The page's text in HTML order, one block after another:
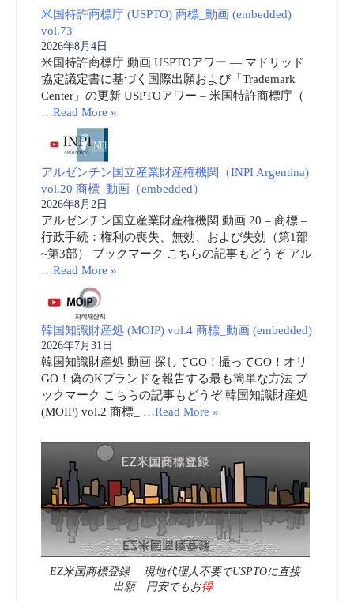
米国特許商標庁 (USPTO) 商標_動画 (embedded)
vol.73
2026年8月4日
米国特許商標庁 動画 USPTOアワー ― マドリッド
協定議定書に基づく国際出願および「Trademark
Center」の更新 USPTOアワー – 米国特許商標庁（
…Read More »
アルゼンチン国立産業財産権機関（INPI Argentina)
vol.20 商標_動画（embedded）
2026年8月2日
アルゼンチン国立産業財産権機関 動画 20 – 商標 –
行政手続：権利の喪失、無効、および失効（第1部
~第3部） ブックマーク こちらの記事もどうぞ アル
…Read More »
韓国知識財産処 (MOIP) vol.4 商標_動画 (embedded)
2026年7月31日
韓国知識財産処 動画 探してGO！撮ってGO！オリ
GO！偽のKブランドを報告する最も簡単な方法 ブ
ックマーク こちらの記事もどうぞ 韓国知識財産処
(MOIP) vol.2 商標_ …Read More »
EZ米国商標登録 現地代理人不要でUSPTOに直接
出願 円安でもお得